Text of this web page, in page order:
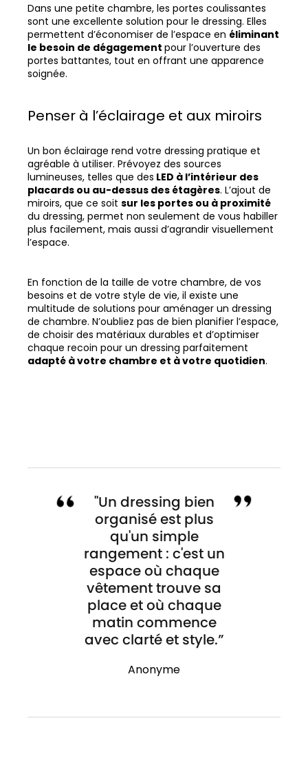
Dans une petite chambre, les portes coulissantes
sont une excellente solution pour le dressing. Elles
permettent d’économiser de l’espace en éliminant
le besoin de dégagement pour l’ouverture des
portes battantes, tout en offrant une apparence
soignée.
Penser à l’éclairage et aux miroirs
Un bon éclairage rend votre dressing pratique et
agréable à utiliser. Prévoyez des sources
lumineuses, telles que des LED à l’intérieur des
placards ou au-dessus des étagères. L’ajout de
miroirs, que ce soit sur les portes ou à proximité
du dressing, permet non seulement de vous habiller
plus facilement, mais aussi d’agrandir visuellement
l’espace.
En fonction de la taille de votre chambre, de vos
besoins et de votre style de vie, il existe une
multitude de solutions pour aménager un dressing
de chambre. N’oubliez pas de bien planifier l’espace,
de choisir des matériaux durables et d’optimiser
chaque recoin pour un dressing parfaitement
adapté à votre chambre et à votre quotidien.
"Un dressing bien
organisé est plus
qu'un simple
rangement : c'est un
espace où chaque
vêtement trouve sa
place et où chaque
matin commence
avec clarté et style.”
Anonyme